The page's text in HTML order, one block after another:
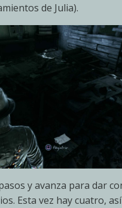
de Julia).
y avanza para dar
Esta vez hay cuatro,